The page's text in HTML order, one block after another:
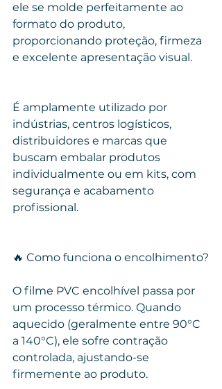
ele se molde perfeitamente ao
formato do produto,
proporcionando proteção, firmeza
e excelente apresentação visual.
É amplamente utilizado por
indústrias, centros logísticos,
distribuidores e marcas que
buscam embalar produtos
individualmente ou em kits, com
segurança e acabamento
profissional.
🔥 Como funciona o encolhimento?
O filme PVC encolhível passa por
um processo térmico. Quando
aquecido (geralmente entre 90°C
a 140°C), ele sofre contração
controlada, ajustando-se
firmemente ao produto.